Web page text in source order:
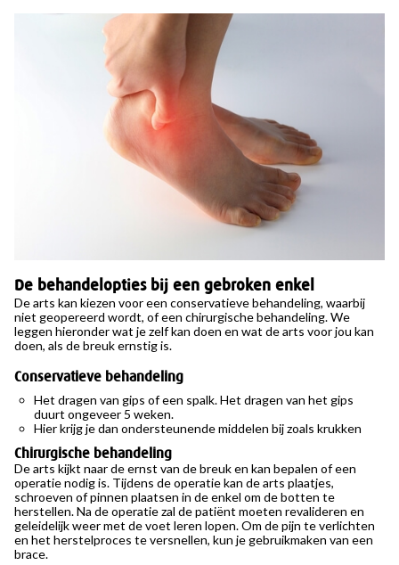
De behandelopties bij een gebroken enkel
De arts kan kiezen voor een conservatieve behandeling, waarbij
niet geopereerd wordt, of een chirurgische behandeling. We
leggen hieronder wat je zelf kan doen en wat de arts voor jou kan
doen, als de breuk ernstig is.
Conservatieve behandeling
Het dragen van gips of een spalk. Het dragen van het gips
duurt ongeveer 5 weken.
Hier krijg je dan ondersteunende middelen bij zoals krukken
Chirurgische behandeling
De arts kijkt naar de ernst van de breuk en kan bepalen of een
operatie nodig is. Tijdens de operatie kan de arts plaatjes,
schroeven of pinnen plaatsen in de enkel om de botten te
herstellen. Na de operatie zal de patiënt moeten revalideren en
geleidelijk weer met de voet leren lopen. Om de pijn te verlichten
en het herstelproces te versnellen, kun je gebruikmaken van een
brace.